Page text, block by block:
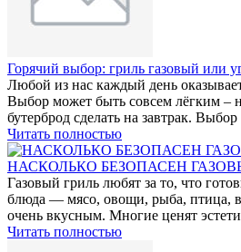
Горячий выбор: гриль газовый или
Любой из нас каждый день
Выбор может быть совсем лёгким –
бутерброд сделать на завтрак.
Читать полностью
НАСКОЛЬКО БЕЗОПАСЕН
Газовый гриль любят за то, что
блюда — мясо, овощи, рыба, птица,
очень вкусным. Многие ценят
Читать полностью